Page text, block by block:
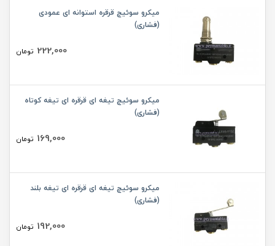
میکرو سوئیچ قرقره استوانه ای عمودی
(فشاری)
222,000 تومان
میکرو سوئیچ تیغه ای قرقره ای تیغه کوتاه
(فشاری)
169,000 تومان
میکرو سوئیچ تیغه ای قرقره ای تیغه بلند
(فشاری)
192,000 تومان